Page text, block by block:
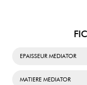
EPAISSEUR MEDIATOR
MATIERE MEDIATOR